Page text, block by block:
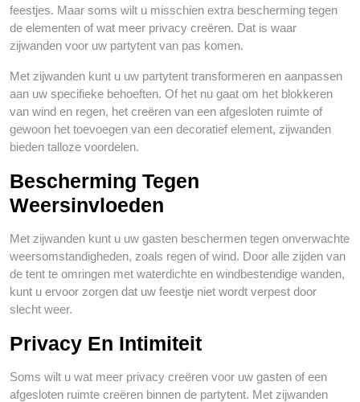
feestjes. Maar soms wilt u misschien extra bescherming tegen
de elementen of wat meer privacy creëren. Dat is waar
zijwanden voor uw partytent van pas komen.
Met zijwanden kunt u uw partytent transformeren en aanpassen
aan uw specifieke behoeften. Of het nu gaat om het blokkeren
van wind en regen, het creëren van een afgesloten ruimte of
gewoon het toevoegen van een decoratief element, zijwanden
bieden talloze voordelen.
Bescherming Tegen
Weersinvloeden
Met zijwanden kunt u uw gasten beschermen tegen onverwachte
weersomstandigheden, zoals regen of wind. Door alle zijden van
de tent te omringen met waterdichte en windbestendige wanden,
kunt u ervoor zorgen dat uw feestje niet wordt verpest door
slecht weer.
Privacy En Intimiteit
Soms wilt u wat meer privacy creëren voor uw gasten of een
afgesloten ruimte creëren binnen de partytent. Met zijwanden